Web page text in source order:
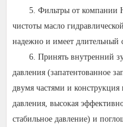
5. Фильтры от компании
чистоты масло
надежно и имеет длительный
6. Принять внутренний
давления (запатентованное
двумя частями и
давления, высокая
стабильное давление) и